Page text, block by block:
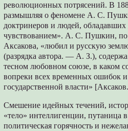
революционных потрясений. В
размышляя о феномене А. С.
доктринеров и людей,
чувствованием». А. С. Пушкин,
Аксакова, «любил и русскую
(разрядка автора. — А. З.),
тесном любовном союзе, в каком
вопреки всех временных ошибок
государственной власти»
Смешение идейных течений,
«тело» интеллигенции, путаница
политическая горячность и